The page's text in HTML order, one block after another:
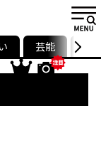
新号
記事一覧ランキング
ストリ
芸能 グル